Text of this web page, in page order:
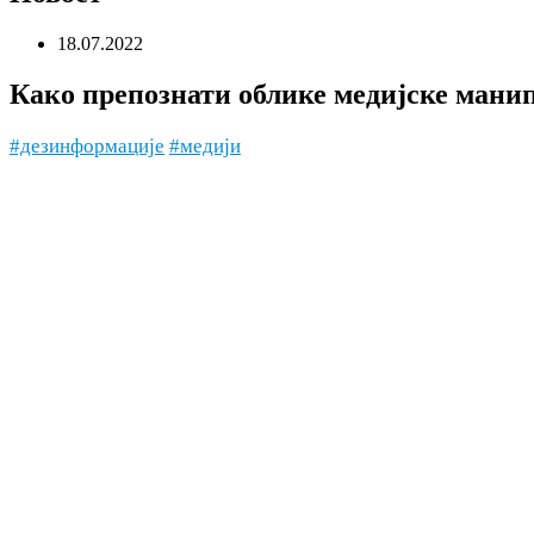
18.07.2022
Како препознати облике медијске
#дезинформације #медији